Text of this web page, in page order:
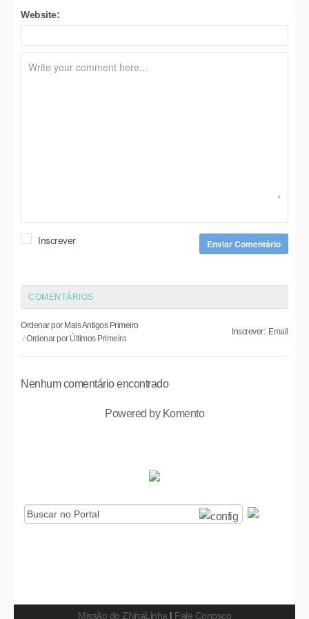
Website:
Inscrever Enviar Comentário
COMENTÁRIOS
Ordenar por Mais Antigos Primeiro
Ordenar por Últimos Primeiro
Inscrever: Email
Nenhum comentário encontrado
Powered by Komento
Missão do ZNnaLinha | Fale Conosco